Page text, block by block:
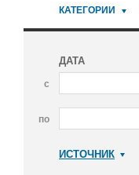
КАТЕГОРИИ
ДАТА
с
по
ИСТОЧНИК